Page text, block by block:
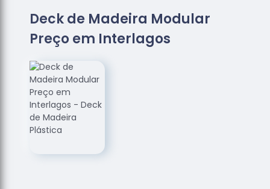
Madeira
Empresas
Assoalhos
de Madeira
Loja de
Assoalhos
Raspagem
Assoalhos
Deck de Madeira Modular
Preço em Interlagos